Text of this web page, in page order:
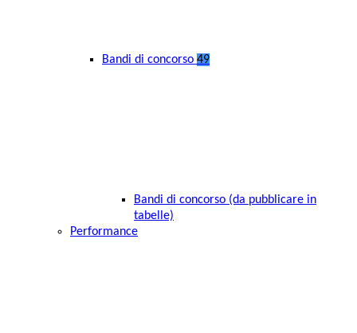
Bandi di concorso 49
Bandi di concorso (da pubblicare in
tabelle)
Performance